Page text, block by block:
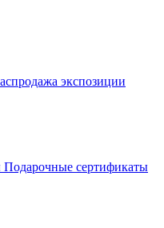
экспозиции
Подарочные сертификаты